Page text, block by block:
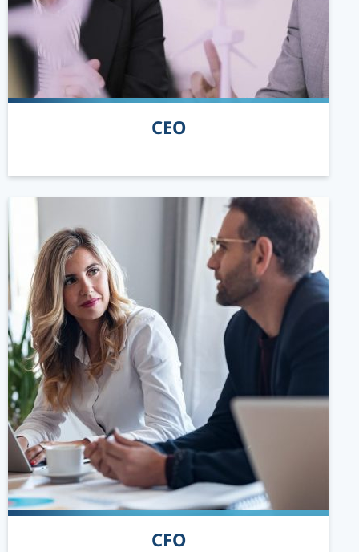
READ MORE
CEO
READ MORE
CFO